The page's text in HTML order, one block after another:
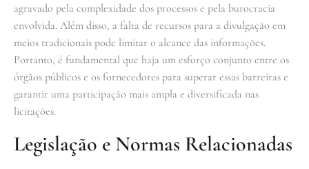
agravado pela complexidade dos processos e pela burocracia
envolvida. Além disso, a falta de recursos para a divulgação em
meios tradicionais pode limitar o alcance das informações.
Portanto, é fundamental que haja um esforço conjunto entre os
órgãos públicos e os fornecedores para superar essas barreiras e
garantir uma participação mais ampla e diversificada nas
licitações.
Legislação e Normas Relacionadas